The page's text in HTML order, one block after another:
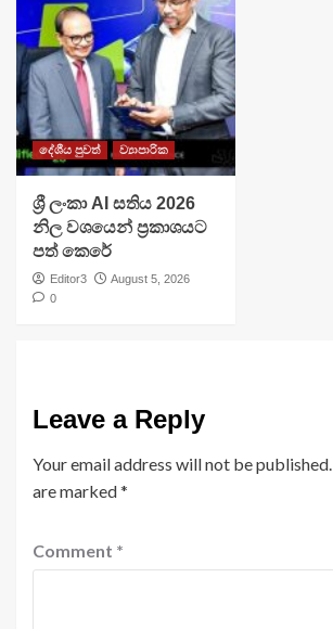
දේශීය පුවත් ව්‍යාපාරික
ශ්‍රී ලංකා AI සතිය 2026
නිල වශයෙන් ප්‍රකාශයට
පත් කෙරේ
Editor3
August 5, 2026
0
Leave a Reply
Your email address will not be published.
are marked*
Comment *